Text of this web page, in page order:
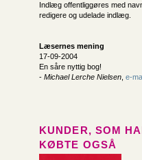
Indlæg offentliggøres med
redigere og udelade indlæg.
Læsernes mening
17-09-2004
En såre nyttig bog!
- Michael Lerche Nielsen e-
KUNDER, SOM
KØBTE OGSÅ